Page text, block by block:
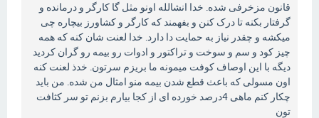
قانون مزخرفی شده. خدا انشالله اونو مثل گا کارگر و درمانده و
گرفتار بکنه تا درک کنن و بفهمند که کارگر و کشاورز بیچاره چی
میکشه و چقدر نیاز به حمایت دا دارد. خدا لعنت شان کنه که همه
چیز کود و سم و سوخت و تراکتور و ادوات رو بیمه رو گران کردید
دیگه با این اوصاف کوفت میمونه ما بریزم سرتون. خدذ لعنت کنه
اون مسولی که باعث قطع شدن بیمه منو امثال من شده. من باید
چکار کنم ماهی 4درصد خورده ای از کجا بیارم بزنم تو سر کثافت
تون